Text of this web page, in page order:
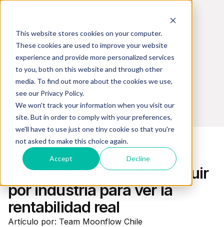
This website stores cookies on your computer.
These cookies are used to improve your website
experience and provide more personalized services
to you, both on this website and through other
media. To find out more about the cookies we use,
see our Privacy Policy.
We won't track your information when you visit our
site. But in order to comply with your preferences,
we'll have to use just one tiny cookie so that you're
not asked to make this choice again.
Accept Decline
Estrategias y tecnología en
Cobranzas
Gestión Financiera
EBITDA ajustado: qué excluir
por industria para ver la
rentabilidad real
Artículo por: Team Moonflow Chile